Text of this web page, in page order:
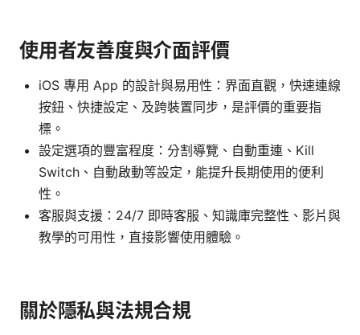
使用者友善度與介面評價
iOS 專用 App 的設計與易用性：界面直觀，快速連線
按鈕、快捷設定、及跨裝置同步，是評價的重要指
標。
設定選項的豐富程度：分割導覽、自動重連、Kill
Switch、自動啟動等設定，能提升長期使用的便利
性。
客服與支援：24/7 即時客服、知識庫完整性、影片與
教學的可用性，直接影響使用體驗。
關於隱私與法規合規